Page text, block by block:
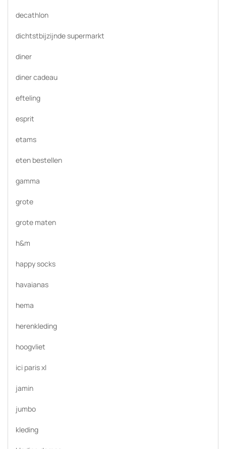
decathlon
dichtstbijzijnde supermarkt
diner
diner cadeau
efteling
esprit
etams
eten bestellen
gamma
grote
grote maten
h&m
happy socks
havaianas
hema
herenkleding
hoogvliet
ici paris xl
jamin
jumbo
kleding